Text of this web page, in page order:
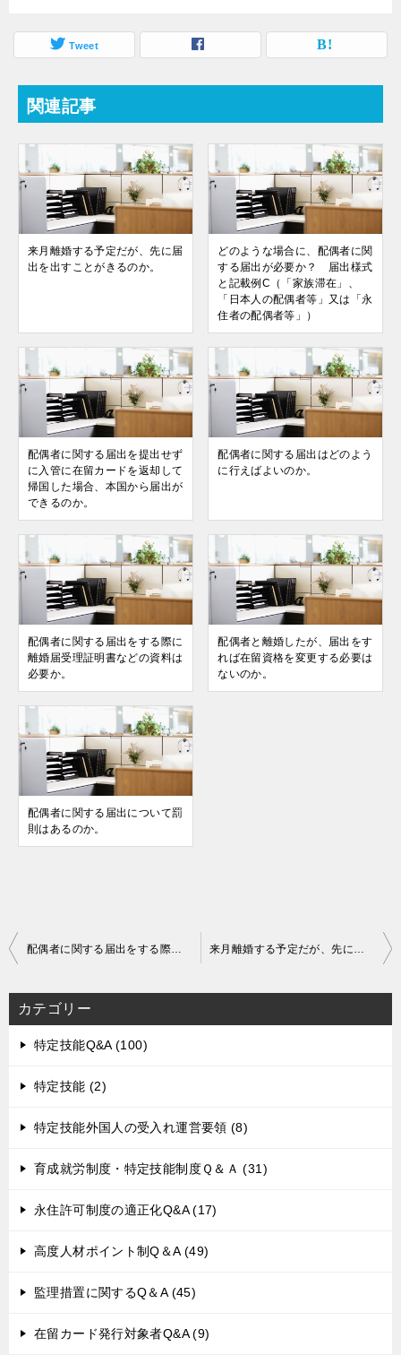
Tweet
関連記事
来月離婚する予定だが、先に届
出を出すことがきるのか。
どのような場合に、配偶者に関
する届出が必要か？ 届出様式
と記載例C（「家族滞在」、
「日本人の配偶者等」又は「永
住者の配偶者等」）
配偶者に関する届出を提出せず
に入管に在留カードを返却して
帰国した場合、本国から届出が
できるのか。
配偶者に関する届出はどのよう
に行えばよいのか。
配偶者に関する届出をする際に
離婚届受理証明書などの資料は
必要か。
配偶者と離婚したが、届出をす
れば在留資格を変更する必要は
ないのか。
配偶者に関する届出について罰
則はあるのか。
投
稿
ナ
ビ
ゲ
シ
配偶者に関する届出をする際に離婚届受理証明書などの資料は必要か。 来月離婚する予定だが、先に届出を出すことがきるのか。
カテゴリー
特定技能Q&A (100)
特定技能 (2)
特定技能外国人の受入れ運営要領 (8)
育成就労制度・特定技能制度Ｑ＆Ａ (31)
永住許可制度の適正化Q&A (17)
高度人材ポイント制Q＆A (49)
監理措置に関するQ＆A (45)
在留カード発行対象者Q&A (9)